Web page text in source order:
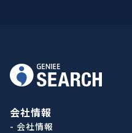
会社情報
- 会社情報